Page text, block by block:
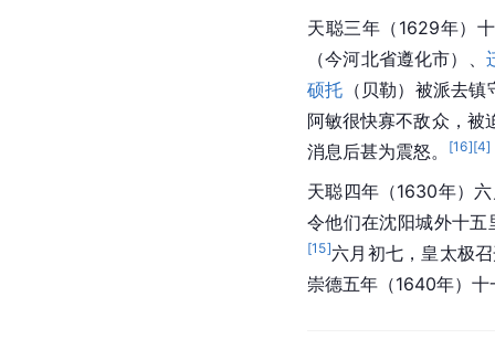
天聪三年（1629年）
（今河北省遵化市）、
硕托 （贝勒）被派去
阿敏很快寡不敌众，被
消息后甚为震怒。
[16][4]
天聪四年（1630年）
令他们在沈阳城外十
[15]六月初七，皇太极
崇德五年（1640年）